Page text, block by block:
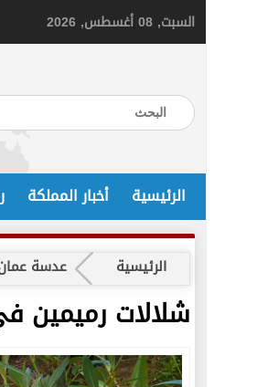
السبت, 08 أغسطس, 2026
الرئيسية أخبار المملكة
الرئيسية عدسة
شلالات رميمين